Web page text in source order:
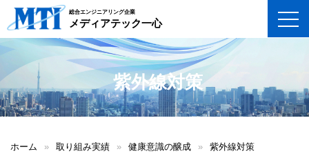
総合エンジニアリング企業
メディアテック一心
紫外線対策
ホーム » 取り組み実績 » 健康意識の醸成 » 紫外線対策